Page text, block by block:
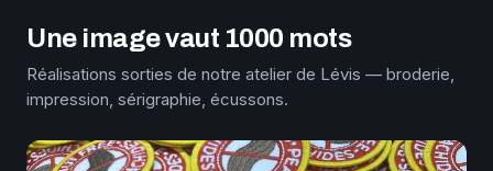
Une image vaut 1000 mots
Réalisations sorties de notre atelier de Lévis — broderie,
impression, sérigraphie, écussons.